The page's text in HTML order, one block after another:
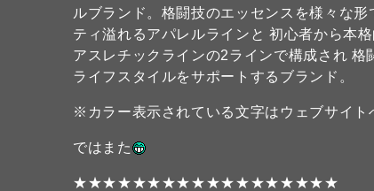
ルブランド。格闘技のエッセンスを様々な
ティ溢れるアパレルラインと 初心者から本
アスレチックラインの2ラインで構成され
ライフスタイルをサポートするブランド。
※カラー表示されている文字はウェブサイト
ではまた
★★★★★★★★★★★★★★★★★★